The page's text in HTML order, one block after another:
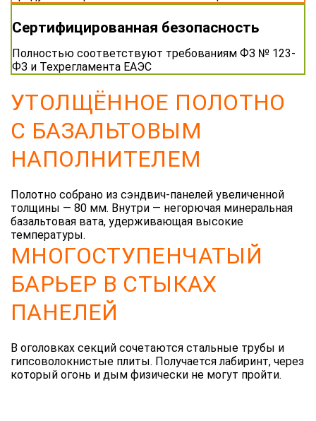
Сертифицированная безопасность
Полностью соответствуют требованиям ФЗ № 123-
ФЗ и Техрегламента ЕАЭС
УТОЛЩЁННОЕ ПОЛОТНО
С БАЗАЛЬТОВЫМ
НАПОЛНИТЕЛЕМ
Полотно собрано из сэндвич-панелей увеличенной
толщины — 80 мм. Внутри — негорючая минеральная
базальтовая вата, удерживающая высокие
температуры.
МНОГОСТУПЕНЧАТЫЙ
БАРЬЕР В СТЫКАХ
ПАНЕЛЕЙ
В оголовках секций сочетаются стальные трубы и
гипсоволокнистые плиты. Получается лабиринт, через
который огонь и дым физически не могут пройти.